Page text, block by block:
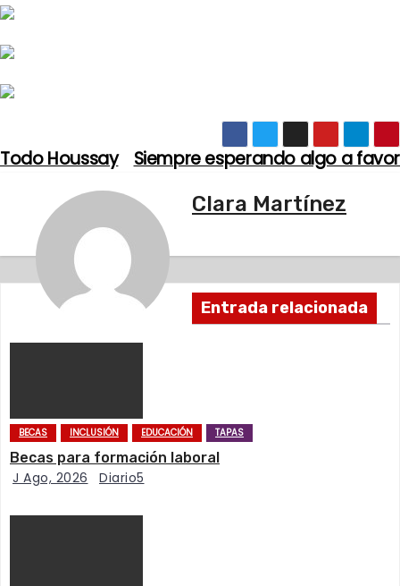
N
e
a
ó
Siempre esperando algo a favor
Todo Houssay
Clara Martínez
Entrada relacionada
BECAS INCLUSIÓN EDUCACIÓN TAPAS
Becas para formación laboral
J Ago, 2026 Diario5